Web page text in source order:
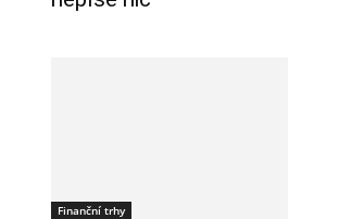
Finanční trhy